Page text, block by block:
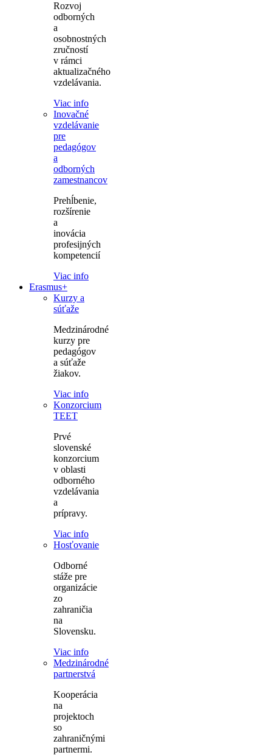
Rozvoj
odborných
a
osobnostných
zručností
v rámci
aktualizačného
vzdelávania.
Viac info
Inovačné
vzdelávanie
pre
pedagógov
a
odborných
zamestnancov
Prehĺbenie,
rozšírenie
a
inovácia
profesijných
kompetencií
Viac info
Erasmus+
Kurzy a
súťaže
Medzinárodné
kurzy pre
pedagógov
a súťaže
žiakov.
Viac info
Konzorcium
TEET
Prvé
slovenské
konzorcium
v oblasti
odborného
vzdelávania
a
prípravy.
Viac info
Hosťovanie
Odborné
stáže pre
organizácie
zo
zahraničia
na
Slovensku.
Viac info
Medzinárodné
partnerstvá
Kooperácia
na
projektoch
so
zahraničnými
partnermi.